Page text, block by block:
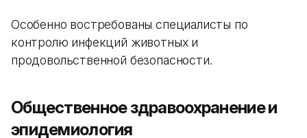
Особенно востребованы специалисты по
контролю инфекций животных и
продовольственной безопасности.
Общественное здравоохранение и
эпидемиология